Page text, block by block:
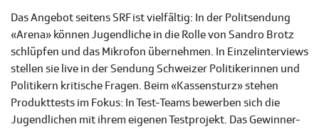
Das Angebot seitens SRF ist vielfältig: In der Politsendung
«Arena» können Jugendliche in die Rolle von Sandro Brotz
schlüpfen und das Mikrofon übernehmen. In Einzelinterviews
stellen sie live in der Sendung Schweizer Politikerinnen und
Politikern kritische Fragen. Beim «Kassensturz» stehen
Produkttests im Fokus: In Test-Teams bewerben sich die
Jugendlichen mit ihrem eigenen Testprojekt. Das Gewinner-